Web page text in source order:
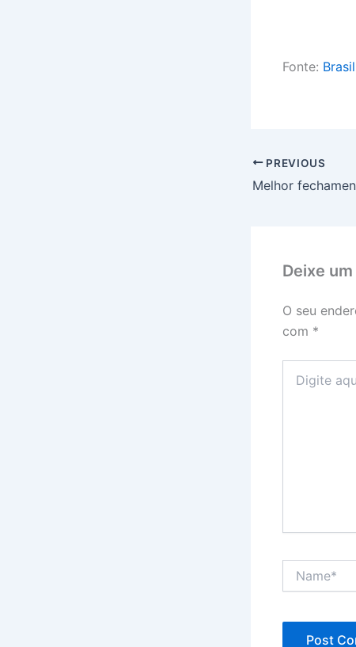
Fonte:
PREVIOUS
Deixe
O seu
com *
aqui...